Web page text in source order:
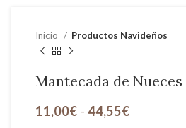
Inicio Productos Navideños
Mantecada de
11,00€ - 44,55€